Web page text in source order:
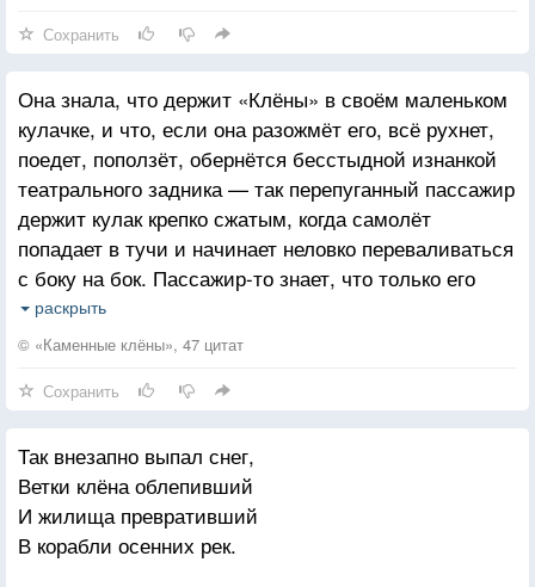
раз, и подножка
дурочка — навзничь
горизонтальна
связь поколений
чем вертикальней
тем — параллельней
у шутовского
низкая стоимость
разве такого я
счастья достойна?
вы не клялись мне
падали листья
в городе синем
помнить обиду?
помнить вину ли?
сделаю вид
будто вы не вернулись
Но чувство в душе — цветущее и весеннее.
Мы вместе пускай только с вечера до утра,
Есть два выходных, и это сродни спасению.
Сохранить
Она знала, что держит «Клёны» в своём маленьком
кулачке, и что, если она разожмёт его, всё рухнет,
поедет, поползёт, обернётся бесстыдной изнанкой
театрального задника — так перепуганный пассажир
держит кулак крепко сжатым, когда самолёт
попадает в тучи и начинает неловко переваливаться
с боку на бок. Пассажир-то знает, что только его
желание приземлиться, остаться живым, увидеть
черепичные крыши города и серую посадочную
железную коробку в воздухе, только его жадное
желание, только его.
раскрыть
© «Каменные клёны», 47 цитат
Сохранить
Так внезапно выпал снег,
Ветки клёна облепивший
И жилища превративший
В корабли осенних рек.